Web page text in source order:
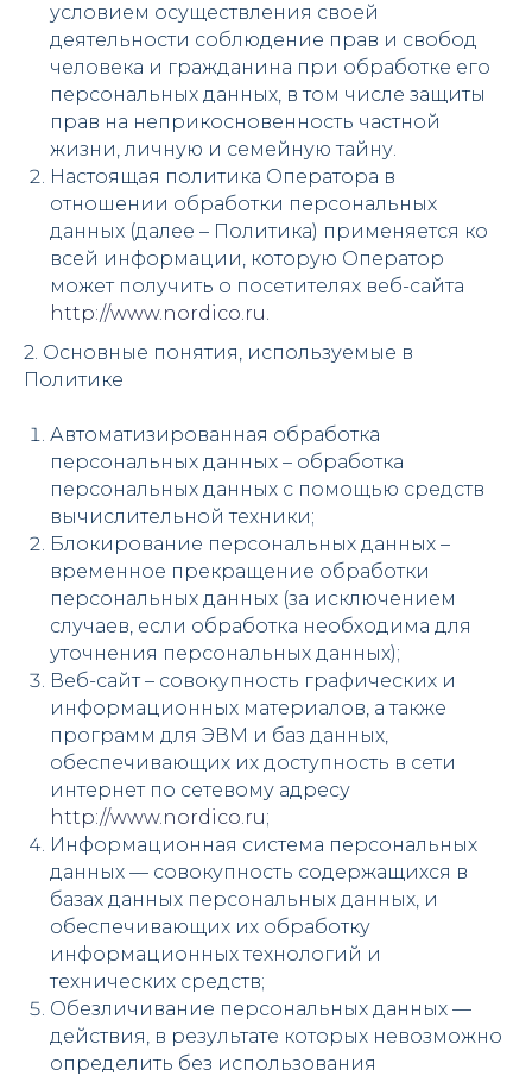
условием осуществления своей
деятельности соблюдение прав и свобод
человека и гражданина при обработке его
персональных данных, в том числе защиты
прав на неприкосновенность частной
жизни, личную и семейную тайну.
Настоящая политика Оператора в
отношении обработки персональных
данных (далее – Политика) применяется ко
всей информации, которую Оператор
может получить о посетителях веб-сайта
http://www.nordico.ru.
2. Основные понятия, используемые в
Политике
Автоматизированная обработка
персональных данных – обработка
персональных данных с помощью средств
вычислительной техники;
Блокирование персональных данных –
временное прекращение обработки
персональных данных (за исключением
случаев, если обработка необходима для
уточнения персональных данных);
Веб-сайт – совокупность графических и
информационных материалов, а также
программ для ЭВМ и баз данных,
обеспечивающих их доступность в сети
интернет по сетевому адресу
http://www.nordico.ru;
Информационная система персональных
данных — совокупность содержащихся в
базах данных персональных данных, и
обеспечивающих их обработку
информационных технологий и
технических средств;
Обезличивание персональных данных —
действия, в результате которых невозможно
определить без использования